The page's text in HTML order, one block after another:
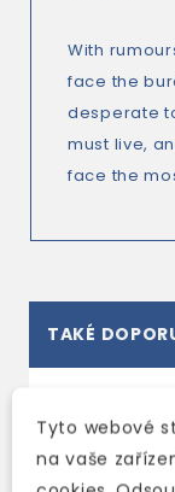
With
face the
desperate
must live,
face the
TAKÉ
Tyto webové
na vaše